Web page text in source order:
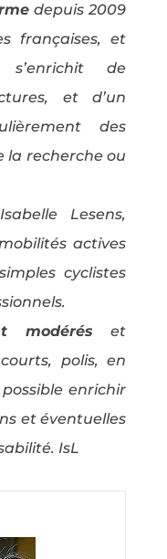
depuis 2009
françaises, et
de
et d’un
des
la recherche ou
Lesens,
actives
cyclistes
modéréset
polis, en
enrichir
et éventuelles
IsL